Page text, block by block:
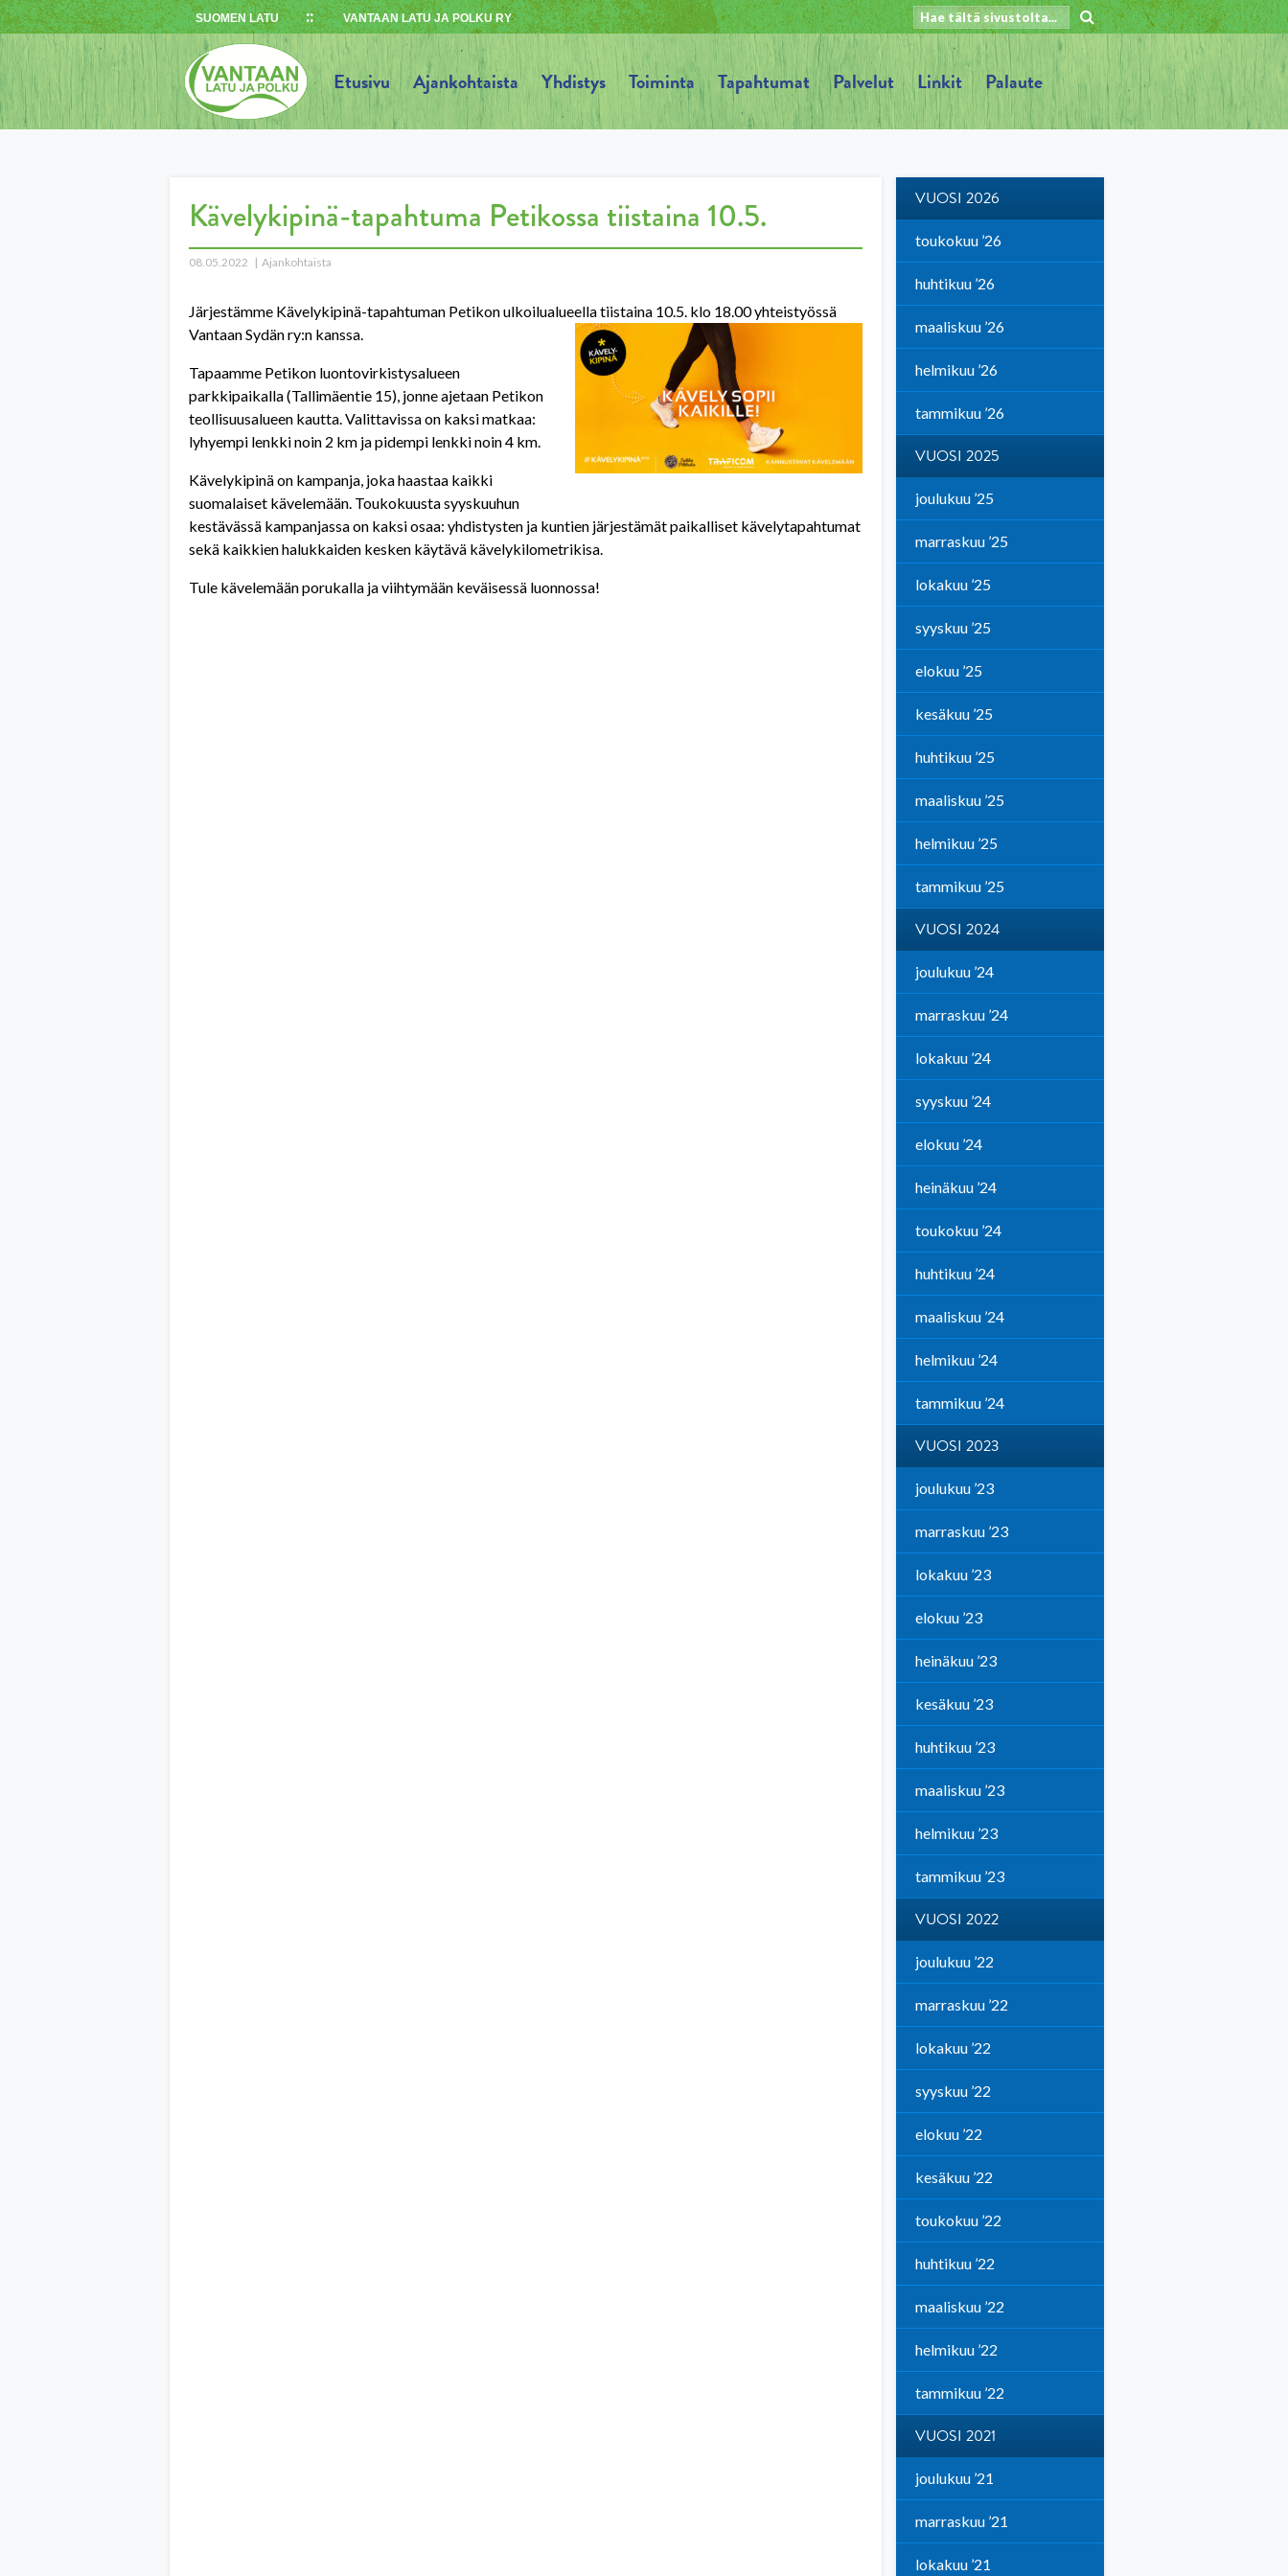
Skip
to
content
SUOMEN LATU VANTAAN LATU JA POLKU RY
Etusivu Ajankohtaista Yhdistys Toiminta Tapahtumat Palvelut Linkit Palaute
Kävelykipinä-tapahtuma Petikossa tiistaina 10.5.
08.05.2022 Ajankohtaista
Järjestämme Kävelykipinä-tapahtuman Petikon ulkoilualueella tiistaina 10.5. klo 18.00 yhteistyössä
Vantaan Sydän ry:n kanssa.
Tapaamme Petikon luontovirkistysalueen
parkkipaikalla (Tallimäentie 15), jonne ajetaan Petikon
teollisuusalueen kautta. Valittavissa on kaksi matkaa:
lyhyempi lenkki noin 2 km ja pidempi lenkki noin 4 km.
Kävelykipinä on kampanja, joka haastaa kaikki
suomalaiset kävelemään. Toukokuusta syyskuuhun
kestävässä kampanjassa on kaksi osaa: yhdistysten ja kuntien järjestämät paikalliset kävelytapahtumat
sekä kaikkien halukkaiden kesken käytävä kävelykilometrikisa.
Tule kävelemään porukalla ja viihtymään keväisessä luonnossa!
VUOSI 2026
toukokuu ’26
huhtikuu ’26
maaliskuu ’26
helmikuu ’26
tammikuu ’26
VUOSI 2025
joulukuu ’25
marraskuu ’25
lokakuu ’25
syyskuu ’25
elokuu ’25
kesäkuu ’25
huhtikuu ’25
maaliskuu ’25
helmikuu ’25
tammikuu ’25
VUOSI 2024
joulukuu ’24
marraskuu ’24
lokakuu ’24
syyskuu ’24
elokuu ’24
heinäkuu ’24
toukokuu ’24
huhtikuu ’24
maaliskuu ’24
helmikuu ’24
tammikuu ’24
VUOSI 2023
joulukuu ’23
marraskuu ’23
lokakuu ’23
elokuu ’23
heinäkuu ’23
kesäkuu ’23
huhtikuu ’23
maaliskuu ’23
helmikuu ’23
tammikuu ’23
VUOSI 2022
joulukuu ’22
marraskuu ’22
lokakuu ’22
syyskuu ’22
elokuu ’22
kesäkuu ’22
toukokuu ’22
huhtikuu ’22
maaliskuu ’22
helmikuu ’22
tammikuu ’22
VUOSI 2021
joulukuu ’21
marraskuu ’21
lokakuu ’21